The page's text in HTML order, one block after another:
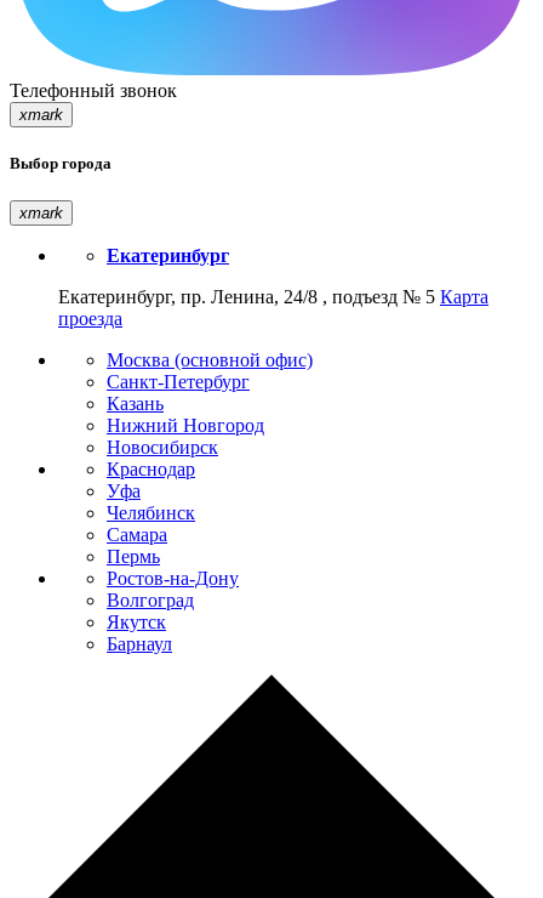
Телефонный звонок
xmark
Выбор города
xmark
Екатеринбург
Екатеринбург, пр. Ленина, 24/8 , подъезд № 5 Карта
проезда
Москва (основной офис)
Санкт-Петербург
Казань
Нижний Новгород
Новосибирск
Краснодар
Уфа
Челябинск
Самара
Пермь
Ростов-на-Дону
Волгоград
Якутск
Барнаул